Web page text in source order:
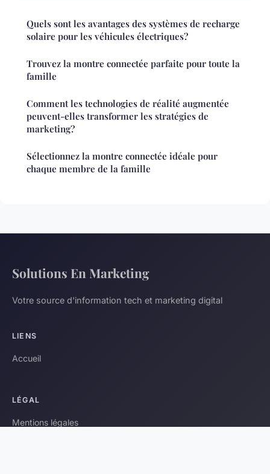
Quels sont les avantages des systèmes de recharge
solaire pour les véhicules électriques?
Trouvez la montre connectée parfaite pour toute la
famille
Comment les technologies de réalité augmentée
peuvent-elles transformer les stratégies de
marketing?
Sélectionnez la montre connectée idéale pour
chaque membre de la famille
Solutions En Marketing
Votre source d'information tech et marketing digital
LIENS
Accueil
LÉGAL
Mentions légales